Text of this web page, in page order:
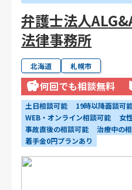
弁護士法人
法律事務所
北海道 札幌市
何回でも相談無料
土日相談可能 19時以降面談可
WEB・オンライン相談可能
女
事故直後の相談可能
治療中の
着手金0円プランあり